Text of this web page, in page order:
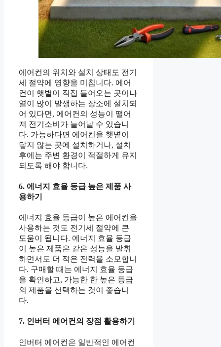
에어컨의 위치와 설치 상태도 전기
세 절약에 영향을 미칩니다. 에어
컨이 햇볕이 직접 들어오는 곳이나
열이 많이 발생하는 장소에 설치되
어 있다면, 에어컨의 성능이 떨어
져 전기소비가 늘어날 수 있습니
다. 가능하다면 에어컨을 햇볕이
닿지 않는 곳에 설치하거나, 설치
후에는 주변 환경이 적절하게 유지
되도록 해야 합니다.
6. 에너지 효율 등급 높은 제품 사
용하기
에너지 효율 등급이 높은 에어컨을
사용하는 것도 전기세 절약에 큰
도움이 됩니다. 에너지 효율 등급
이 높은 제품은 같은 성능을 발휘
하면서도 더 적은 전력을 소모합니
다. 구매할 때는 에너지 효율 등급
을 확인하고, 가능한 한 높은 등급
의 제품을 선택하는 것이 좋습니
다.
7. 인버터 에어컨의 장점 활용하기
인버터 에어컨은 일반적인 에어컨